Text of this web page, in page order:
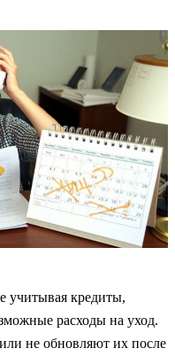
учитывая кредиты,
расходы на уход.
не обновляют их после